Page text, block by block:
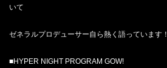
いて
ゼネラルプロデューサー自ら熱く語っています！
■HYPER NIGHT PROGRAM GOW!